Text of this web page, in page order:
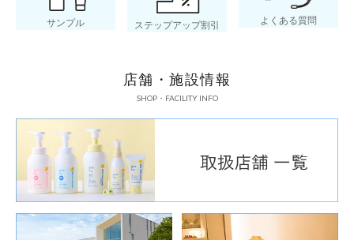
腸内フロー
人間のからだには、膨大な
なかでも特に注目されてい
かには、からだにとって、
サンプル ステップアップ割引 よくある質問
店舗・施設情報
SHOP・FACILITY INFO